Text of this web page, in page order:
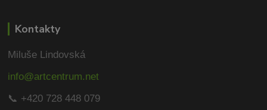
Kontakty
Miluše Lindovská
info@artcentrum.net
📞 +420 728 448 079